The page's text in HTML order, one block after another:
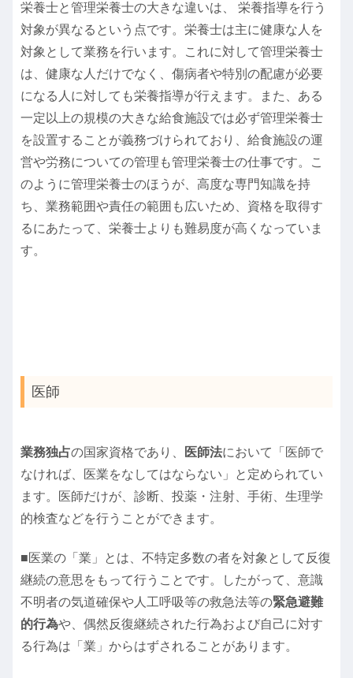
栄養士と管理栄養士の大きな違いは、 栄養指導を行う
対象が異なるという点です。栄養士は主に健康な人を
対象として業務を行います。これに対して管理栄養士
は、健康な人だけでなく、傷病者や特別の配慮が必要
になる人に対しても栄養指導が行えます。また、ある
一定以上の規模の大きな給食施設では必ず管理栄養士
を設置することが義務づけられており、給食施設の運
営や労務についての管理も管理栄養士の仕事です。こ
のように管理栄養士のほうが、高度な専門知識を持
ち、業務範囲や責任の範囲も広いため、資格を取得す
るにあたって、栄養士よりも難易度が高くなっていま
す。
医師
業務独占の国家資格であり、 医師法において「医師で
なければ、医業をなしてはならない」と定められてい
ます。医師だけが、診断、投薬・注射、手術、生理学
的検査などを行うことができます。
■医業の「業」とは、不特定多数の者を対象として反復
継続の意思をもって行うことです。したがって、意識
不明者の気道確保や人工呼吸等の救急法等の緊急避難
的行為や、偶然反復継続された行為および自己に対す
る行為は「業」からはずされることがあります。